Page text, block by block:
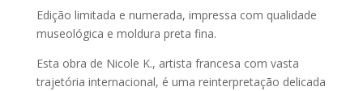
Edição limitada e numerada, impressa com qualidade
museológica e moldura preta fina.
Esta obra de Nicole K., artista francesa com vasta
trajetória internacional, é uma reinterpretação delicada